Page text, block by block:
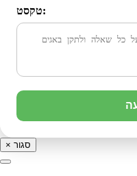
טקסט:
× סגור